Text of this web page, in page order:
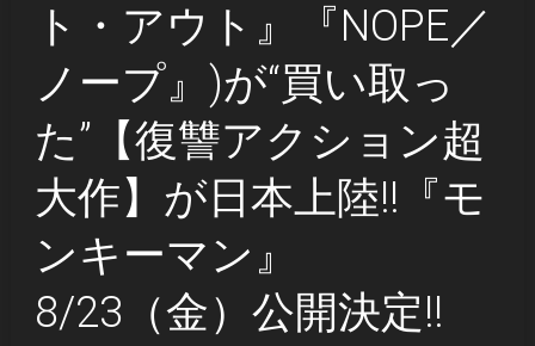
ト・アウト』『NOPE／
ノープ』)が“買い取っ
た”【復讐アクション超
大作】が日本上陸!!『モ
ンキーマン』
8/23（金）公開決定!!